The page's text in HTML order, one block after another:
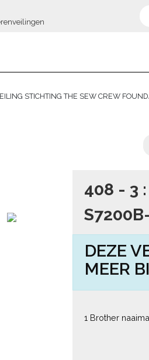
STICHTING THE SEW CREW
408 - 3
DEZE
MEER
1 Brother